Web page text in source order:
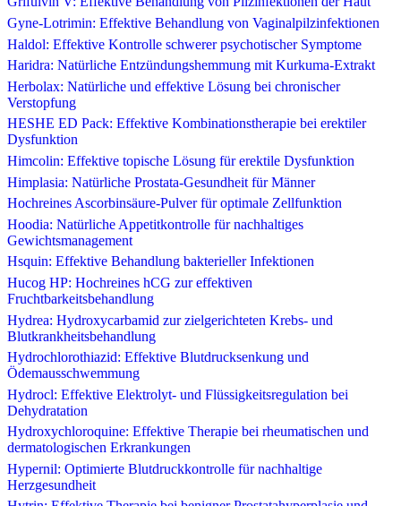
Gyne-Lotrimin: Effektive Behandlung von Vaginalpilzinfektionen
Haldol: Effektive Kontrolle schwerer psychotischer Symptome
Haridra: Natürliche Entzündungshemmung mit Kurkuma-Extrakt
Herbolax: Natürliche und effektive Lösung bei chronischer
Verstopfung
HESHE ED Pack: Effektive Kombinationstherapie bei erektiler
Dysfunktion
Himcolin: Effektive topische Lösung für erektile Dysfunktion
Himplasia: Natürliche Prostata-Gesundheit für Männer
Hochreines Ascorbinsäure-Pulver für optimale Zellfunktion
Hoodia: Natürliche Appetitkontrolle für nachhaltiges
Gewichtsmanagement
Hsquin: Effektive Behandlung bakterieller Infektionen
Hucog HP: Hochreines hCG zur effektiven
Fruchtbarkeitsbehandlung
Hydrea: Hydroxycarbamid zur zielgerichteten Krebs- und
Blutkrankheitsbehandlung
Hydrochlorothiazid: Effektive Blutdrucksenkung und
Ödemausschwemmung
Hydrocl: Effektive Elektrolyt- und Flüssigkeitsregulation bei
Dehydratation
Hydroxychloroquine: Effektive Therapie bei rheumatischen und
dermatologischen Erkrankungen
Hypernil: Optimierte Blutdruckkontrolle für nachhaltige
Herzgesundheit